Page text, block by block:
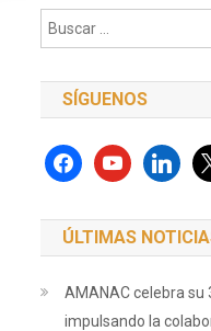
SÍGUENOS
facebookyoutubelinkedinx
ÚLTIMAS
AMANAC celebra su
impulsando la